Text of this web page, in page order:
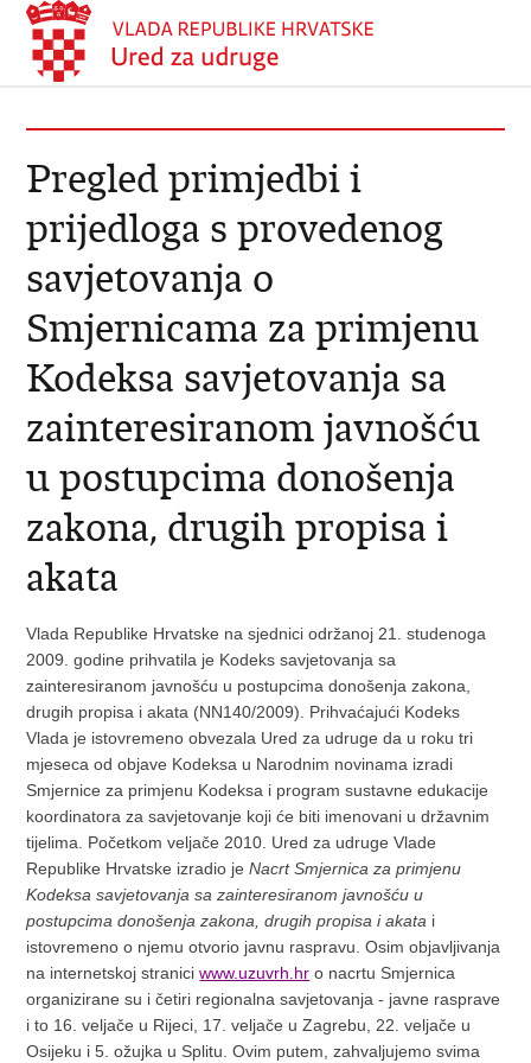
Pregled primjedbi i
prijedloga s provedenog
savjetovanja o
Smjernicama za primjenu
Kodeksa savjetovanja sa
zainteresiranom javnošću
u postupcima donošenja
zakona, drugih propisa i
akata
Vlada Republike Hrvatske na sjednici održanoj 21. studenoga
2009. godine prihvatila je Kodeks savjetovanja sa
zainteresiranom javnošću u postupcima donošenja zakona,
drugih propisa i akata (NN140/2009). Prihvaćajući Kodeks
Vlada je istovremeno obvezala Ured za udruge da u roku tri
mjeseca od objave Kodeksa u Narodnim novinama izradi
Smjernice za primjenu Kodeksa i program sustavne edukacije
koordinatora za savjetovanje koji će biti imenovani u državnim
tijelima. Početkom veljače 2010. Ured za udruge Vlade
Republike Hrvatske izradio jeNacrt Smjernica za primjenu
Kodeksa savjetovanja sa zainteresiranom javnošću u
postupcima donošenja zakona, drugih propisa i akata i
istovremeno o njemu otvorio javnu raspravu. Osim objavljivanja
na internetskoj straniciwww.uzuvrh.hr o nacrtu Smjernica
organizirane su i četiri regionalna savjetovanja - javne rasprave
i to 16. veljače u Rijeci, 17. veljače u Zagrebu, 22. veljače u
Osijeku i 5. ožujka u Splitu. Ovim putem, zahvaljujemo svima